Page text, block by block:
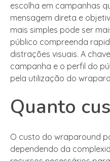
escolha em campanhas
mensagem direta e
mais simples pode ser
público compreenda
distrações visuais. A
campanha e o perfil do
pela utilização do
Quanto
O custo do wraparound
dependendo da